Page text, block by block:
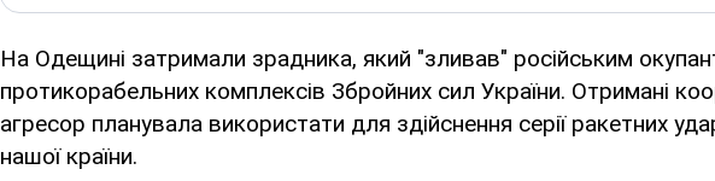
На Одещині затримали зрадника, який "зливав" російським
протикорабельних комплексів Збройних сил України. Отримані
агресор планувала використати для здійснення серії ракетних
нашої країни.